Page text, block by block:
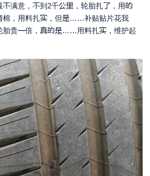
满意， 到2千 ，轮胎扎 ，用
棉，用料扎 ，但……补贴贴片花我
胎贵倍， ……用料扎 ，维护起